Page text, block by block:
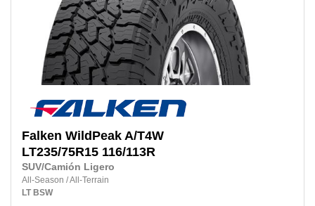
Falken WildPeak A/T4W
LT235/75R15 116/113R
SUV/Camión Ligero
All-Season /All-Terrain
LT BSW